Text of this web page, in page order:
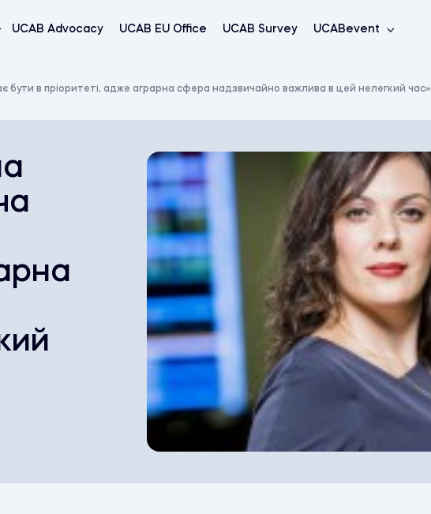
UCAB Advocacy UCAB EU Office UCAB Survey UCABevent
бути в пріоритеті, адже аграрна сфера надзвичайно важлива в цей нелегкий час»